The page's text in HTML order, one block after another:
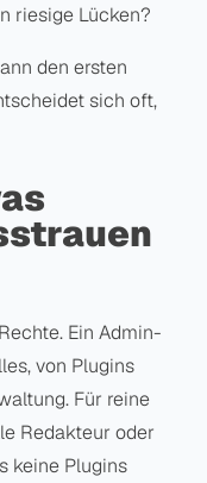
riesige Lücken?
den ersten
sich oft,
Ein Admin-
von Plugins
Für reine
Redakteur oder
keine Plugins